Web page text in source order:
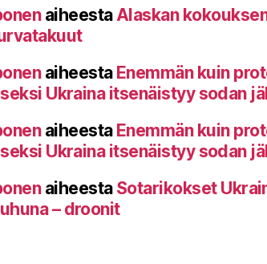
aiheesta Alaskan
aiheesta Enemmän kuin
Ukraina itsenäistyy sodan
aiheesta Enemmän kuin
Ukraina itsenäistyy sodan
aiheesta Sotarikokset
– droonit